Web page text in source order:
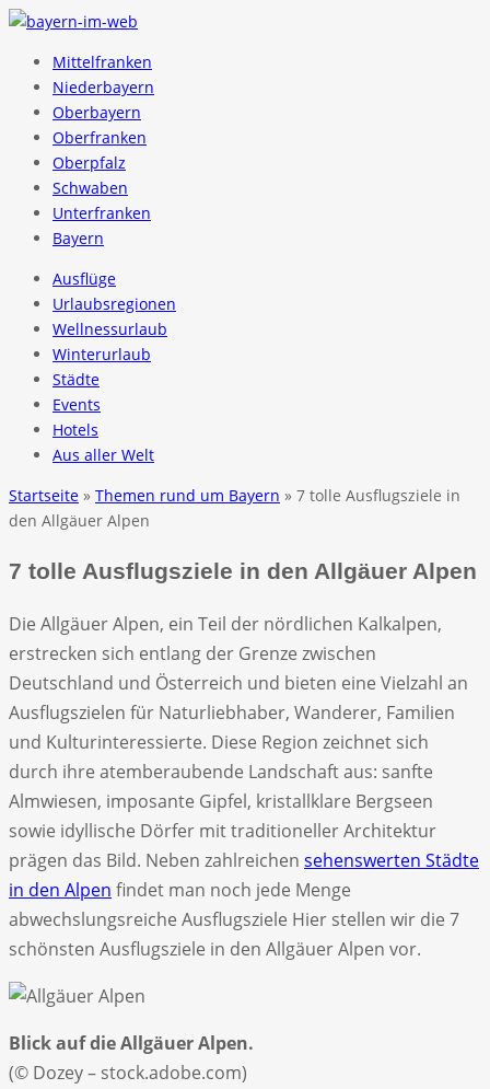
Mittelfranken
Niederbayern
Oberbayern
Oberfranken
Oberpfalz
Schwaben
Unterfranken
Bayern
Ausflüge
Urlaubsregionen
Wellnessurlaub
Winterurlaub
Städte
Events
Hotels
Aus aller Welt
Startseite » Themen rund um Bayern » 7 tolle Ausflugsziele in
den Allgäuer Alpen
7 tolle Ausflugsziele in den Allgäuer Alpen
Die Allgäuer Alpen, ein Teil der nördlichen Kalkalpen,
erstrecken sich entlang der Grenze zwischen
Deutschland und Österreich und bieten eine Vielzahl an
Ausflugszielen für Naturliebhaber, Wanderer, Familien
und Kulturinteressierte. Diese Region zeichnet sich
durch ihre atemberaubende Landschaft aus: sanfte
Almwiesen, imposante Gipfel, kristallklare Bergseen
sowie idyllische Dörfer mit traditioneller Architektur
prägen das Bild. Neben zahlreichen sehenswerten Städte
in den Alpen findet man noch jede Menge
abwechslungsreiche Ausflugsziele Hier stellen wir die 7
schönsten Ausflugsziele in den Allgäuer Alpen vor.
Blick auf die Allgäuer Alpen.
(© Dozey – stock.adobe.com)